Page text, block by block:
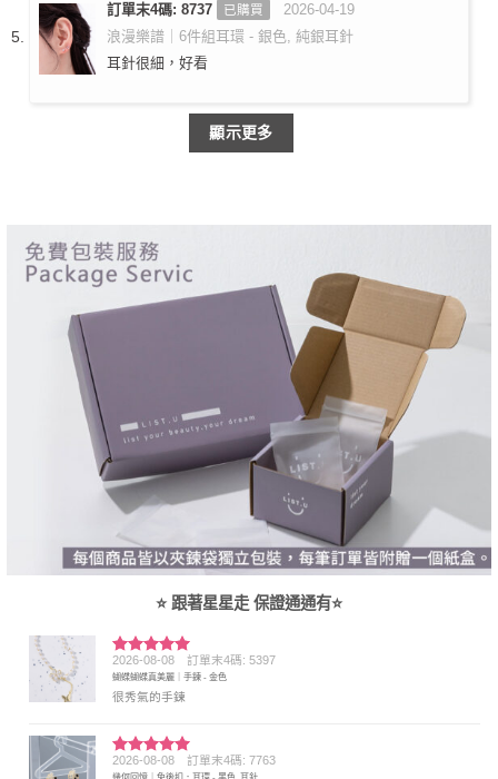
評分5滿
分 5
訂單末4碼: 8737 已購買
2026-04-19
浪漫樂譜｜6件組耳環 - 銀色, 純銀耳針
耳針很細，好看
顯示更多
⭐ 跟著星星走 保證通通有⭐
評分5 滿
分 5
2026-08-08 訂單末4碼: 5397
蝴蝶蝴蝶真美麗｜手鍊 - 金色
很秀氣的手鍊
評分5 滿
2026-08-08 訂單末4碼: 7763